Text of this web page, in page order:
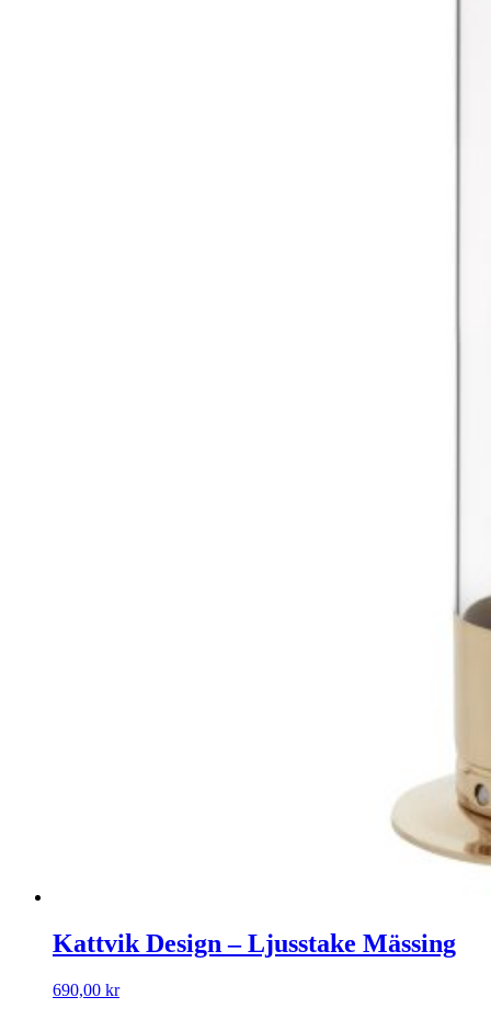
Kattvik Design – Ljusstake Mässing
690,00 kr